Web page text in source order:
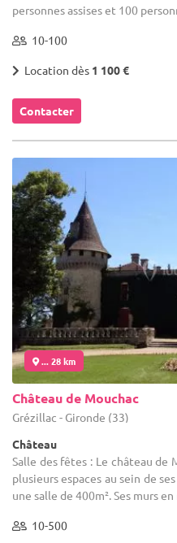
personnes assises et 100
10-100
Location dès 1 100 €
Contacter
... 28 km
Château de Mouchac
Grézillac - Gironde (33)
Château
Salle des fêtes : Le château de
plusieurs espaces au sein de
une salle de 400m². Ses murs
10-500